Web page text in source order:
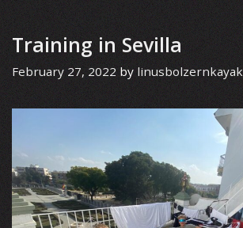
Training in Sevilla
February 27, 2022 bylinusbolzernkayak